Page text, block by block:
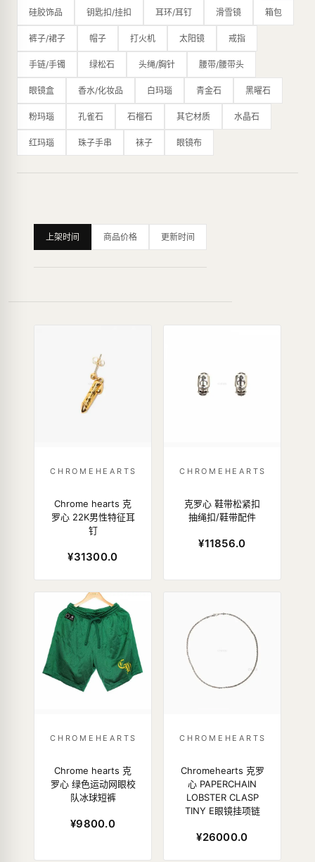
款产品都是经过设计师精心设计、手工制作，数量极其有限。
更加稀有和有价值。
除了其独特的设计风格和高品质的材料，Chrome Hearts在
制作工艺上也非常讲究，采用了传统的银匠工艺，从设计、铸
造、打磨到雕刻都采用手工完成，每一件产品都是经过多道工
序精雕细琢而成，完美地展现了品牌的高品质和工艺水平。
其设计风格以哥特式摇滚元素为主，融合了浓郁的个性和奢
华，成为时尚圈的标志之一。品牌曾获得CFDA大奖，并受到
众多艺术家和名人的喜爱，如Virgil Abloh、Bella Hadid、滚
石、百家乐等。
内部装饰摆满了克罗心标志性的十字花图案、乌木十字架图
硅胶饰品 钥匙扣/挂扣 耳环/耳钉 滑雪镜 箱包
裤子/裙子 帽子 打火机 太阳镜 戒指
手链/手镯 绿松石 头绳/胸针 腰带/腰带头
眼镜盒 香水/化妆品 白玛瑙 青金石 黑曜石
粉玛瑙 孔雀石 石榴石 其它材质 水晶石
红玛瑙 珠子手串 袜子 眼镜布
上架时间 商品价格 更新时间
CHROMEHEARTS
Chrome hearts 克
罗心 22K男性特征耳
钉
¥31300.0
CHROMEHEARTS
克罗心 鞋带松紧扣
抽绳扣/鞋带配件
¥11856.0
CHROMEHEARTS
Chrome hearts 克
罗心 绿色运动网眼校
队冰球短裤
¥9800.0
CHROMEHEARTS
Chromehearts 克罗
心 PAPERCHAIN
LOBSTER CLASP
TINY E眼镜挂项链
¥26000.0